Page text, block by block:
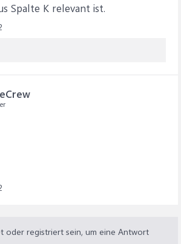
Spalte K relevant ist.
oder registriert sein, um eine Antwort